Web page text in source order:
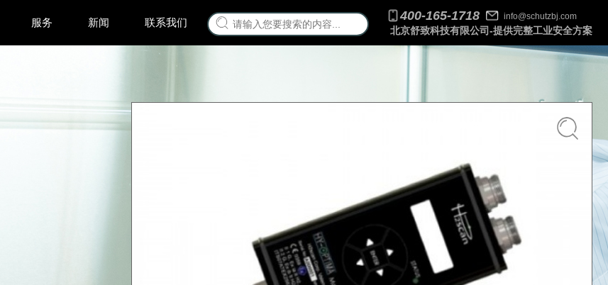
服务 新闻 联系我们 400-165-1718 info@schutzbj.com
北京舒致科技有限公司-提供完整工业安全方案